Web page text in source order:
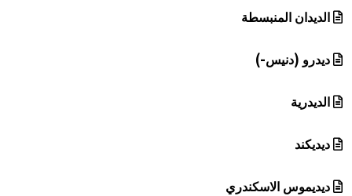
الديدان المنبسطة
ديدرو (دنيس-)
الديدرية
ديديكند
ديديموس الاسكندري